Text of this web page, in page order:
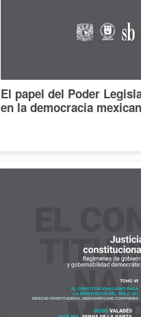
El papel del Poder
en la democracia